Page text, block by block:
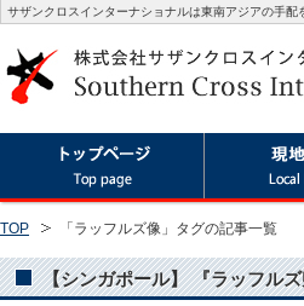
サザンクロスインターナショナルは東南アジアの手配
TOP 「ラッフルズ像」タグの記事一覧
【シンガポール】 『ラッフル